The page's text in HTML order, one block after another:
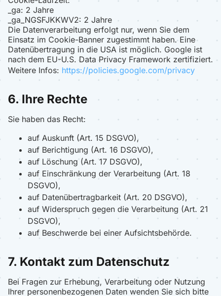
_ga: 2 Jahre
_ga_NGSFJKKWV2: 2 Jahre
Die Datenverarbeitung erfolgt nur, wenn Sie dem
Einsatz im Cookie-Banner zugestimmt haben. Eine
Datenübertragung in die USA ist möglich. Google ist
nach dem EU-U.S. Data Privacy Framework zertifiziert.
Weitere Infos: https://policies.google.com/privacy
6. Ihre Rechte
Sie haben das Recht:
auf Auskunft (Art. 15 DSGVO),
auf Berichtigung (Art. 16 DSGVO),
auf Löschung (Art. 17 DSGVO),
auf Einschränkung der Verarbeitung (Art. 18
DSGVO),
auf Datenübertragbarkeit (Art. 20 DSGVO),
auf Widerspruch gegen die Verarbeitung (Art. 21
DSGVO),
auf Beschwerde bei einer Aufsichtsbehörde.
7. Kontakt zum Datenschutz
Bei Fragen zur Erhebung, Verarbeitung oder Nutzung
Ihrer personenbezogenen Daten wenden Sie sich bitte